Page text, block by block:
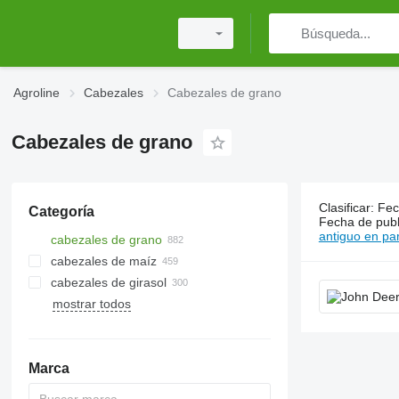
Agroline Cabezales Cabezales de grano
Cabezales de grano
Categoría
cabezales de grano
cabezales de maíz
cabezales de girasol
mostrar todos
Marca
882
Clasificar:
Fecha de
antiguo en